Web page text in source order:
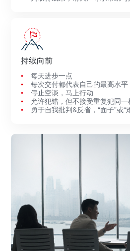
持续向前
每天进步一点
每次交付都代表自己的最高水平
停止空谈，马上行动
允许犯错，但不接受重复犯同
勇于自我批判&反省，“面子”或